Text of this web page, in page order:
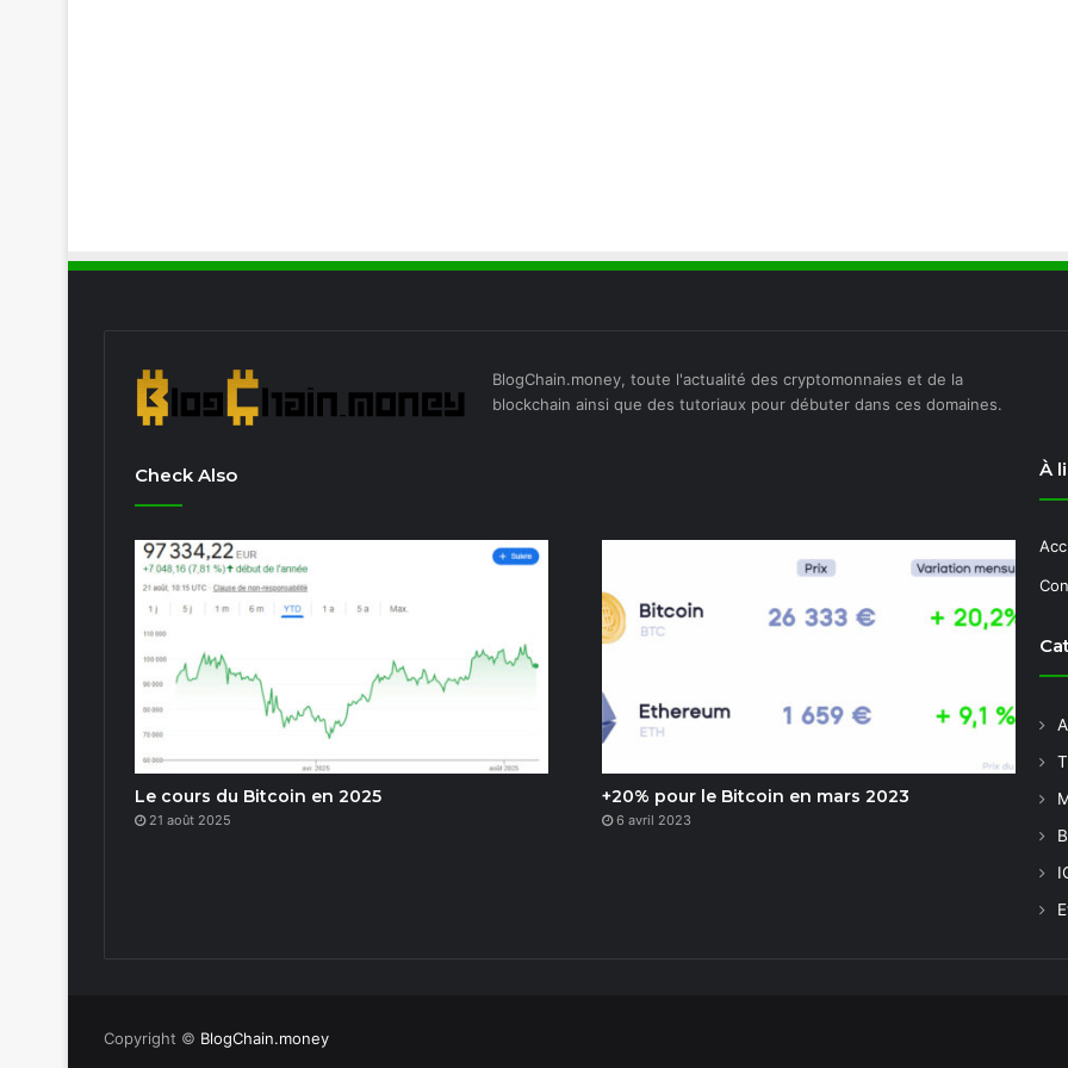
BlogChain.money, toute l'actualité des cryptomonnaies et de la
blockchain ainsi que des tutoriaux pour débuter dans ces domaines.
Check Also
Le cours du Bitcoin en 2025
21 août 2025
+20% pour le Bitcoin en mars 2023
6 avril 2023
À
Copyright © BlogChain.money